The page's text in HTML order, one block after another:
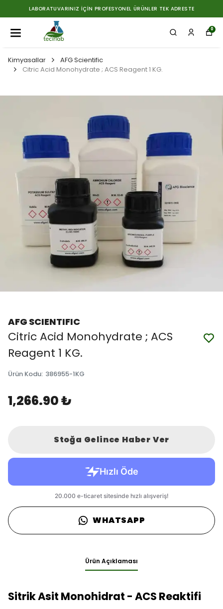
LABORATUVARINIZ İÇIN PROFESYONEL ÜRÜNLER TEK ADRESTE
0
Kimyasallar
AFG Scientific
Citric Acid Monohydrate ; ACS Reagent 1 KG.
AFG SCIENTIFIC
Citric Acid Monohydrate ; ACS
Reagent 1 KG.
Ürün Kodu: 386955-1KG
1,266.90 ₺
Stoğa Gelince Haber Ver
WHATSAPP
Ürün Açıklaması
Sitrik Asit Monohidrat - ACS Reaktifi